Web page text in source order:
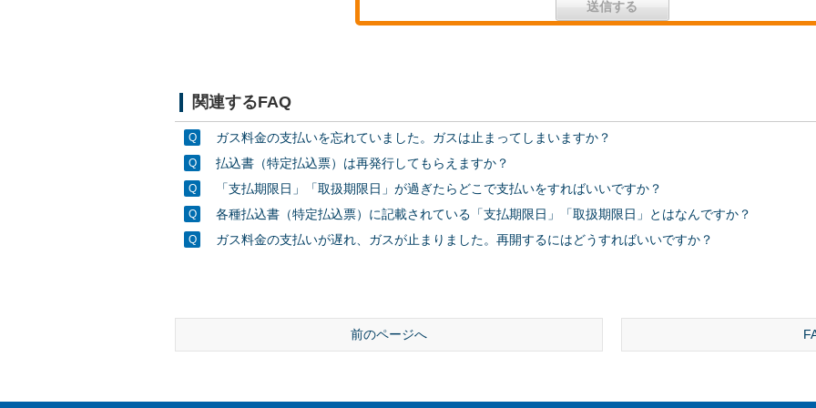
関連するFAQ
ガス料金の支払いを忘れていました。ガスは止まってしまいますか？
払込書（特定払込票）は再発行してもらえますか？
「支払期限日」「取扱期限日」が過ぎたらどこで支払いをすればいいですか？
各種払込書（特定払込票）に記載されている「支払期限日」「取扱期限日」とはなんですか？
ガス料金の支払いが遅れ、ガスが止まりました。再開するにはどうすればいいですか？
前のページへ